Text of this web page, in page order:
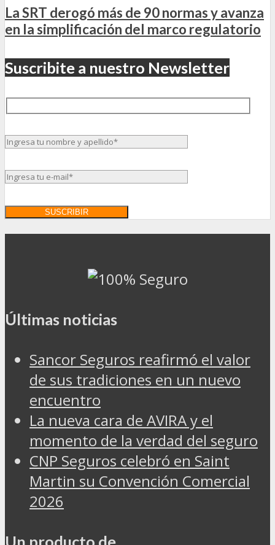
La SRT derogó más de 90 normas y avanza
en la simplificación del marco regulatorio
Suscribite a nuestro Newsletter
Últimas noticias
Sancor Seguros reafirmó el valor
de sus tradiciones en un nuevo
encuentro
La nueva cara de AVIRA y el
momento de la verdad del seguro
CNP Seguros celebró en Saint
Martin su Convención Comercial
2026